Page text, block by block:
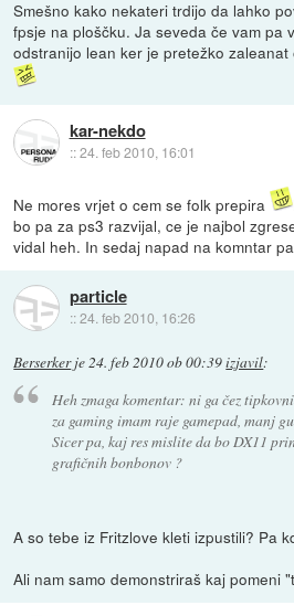
Smešno kako nekateri trdijo da lahko
fpsje na ploščku. Ja seveda če vam pa
odstranijo lean ker je pretežko
kar-nekdo
::24. feb 2010, 16:01
Ne mores vrjet o cem se folk prepira
bo pa za ps3 razvijal, ce je najbol
vidal heh. In sedaj napad na komntar
particle
::24. feb 2010, 16:26
Berserkerje24. feb 2010 ob 00:39izjavil:
Heh zmaga komentar: ni ga čez
za gaming imam raje gamepad, manj
Sicer pa, kaj res mislite da bo DX11
grafičnih bonbonov ?
A so tebe iz Fritzlove kleti izpustili? Pa
Ali nam samo demonstriraš kaj pomeni